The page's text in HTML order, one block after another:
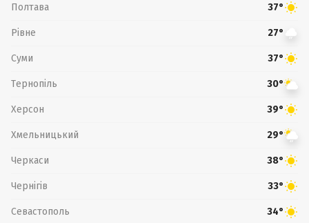
Полтава 37°
Рівне 27°
Суми 37°
Тернопіль 30°
Херсон 39°
Хмельницький 29°
Черкаси 38°
Чернігів 33°
Севастополь 34°